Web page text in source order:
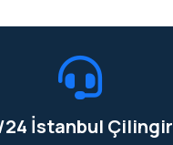
24 İstanbul Çilingir